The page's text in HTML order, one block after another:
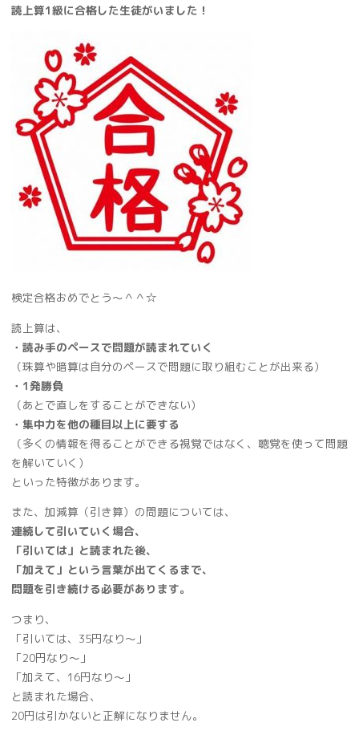
読上算1級に合格した生徒がいました！
検定合格おめでとう～＾＾☆
読上算は、
・読み手のペースで問題が読まれていく
（珠算や暗算は自分のペースで問題に取り組むことが出来る）
・1発勝負
（あとで直しをすることができない）
・集中力を他の種目以上に要する
（多くの情報を得ることができる視覚ではなく、聴覚を使って問題
を解いていく）
といった特徴があります。
また、加減算（引き算）の問題については、
連続して引いていく場合、
「引いては」と読まれた後、
「加えて」という言葉が出てくるまで、
問題を引き続ける必要があります。
つまり、
「引いては、35円なり～」
「20円なり～」
「加えて、16円なり～」
と読まれた場合、
20円は引かないと正解になりません。